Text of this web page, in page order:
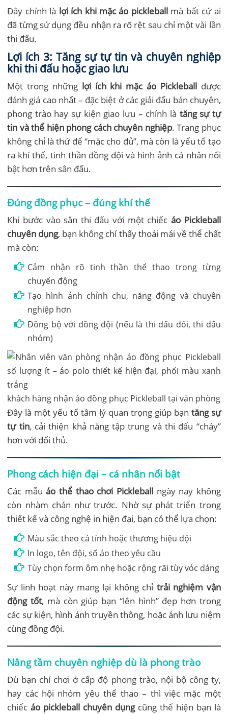
Đây chính là lợi ích khi mặc áo pickleballmà bất cứ ai
đã từng sử dụng đều nhận ra rõ rệt sau chỉ một vài lần
thi đấu.
Lợi ích 3: Tăng sự tự tin và chuyên nghiệp
khi thi đấu hoặc giao lưu
Một trong những lợi ích khi mặc áo Pickleballđược
đánh giá cao nhất – đặc biệt ở các giải đấu bán chuyên,
phong trào hay sự kiện giao lưu – chính là tăng sự tự
tin và thể hiện phong cách chuyên nghiệp. Trang phục
không chỉ là thứ để “mặc cho đủ”, mà còn là yếu tố tạo
ra khí thế, tinh thần đồng đội và hình ảnh cá nhân nổi
bật hơn trên sân đấu.
Đúng đồng phục – đúng khí thế
Khi bước vào sân thi đấu với một chiếcáo Pickleball
chuyên dụng, bạn không chỉ thấy thoải mái về thể chất
mà còn:
Cảm nhận rõ tinh thần thể thao trong từng
chuyển động
Tạo hình ảnh chỉnh chu, năng động và chuyên
nghiệp hơn
Đồng bộ với đồng đội (nếu là thi đấu đôi, thi đấu
nhóm)
khách hàng nhận áo đồng phục Pickleball tại văn phòng
Đây là một yếu tố tâm lý quan trọng giúp bạn tăng sự
tự tin, cải thiện khả năng tập trung và thi đấu “cháy”
hơn với đối thủ.
Phong cách hiện đại – cá nhân nổi bật
Các mẫuáo thể thao chơi Pickleballngày nay không
còn nhàm chán như trước. Nhờ sự phát triển trong
thiết kế và công nghệ in hiện đại, bạn có thể lựa chọn:
Màu sắc theo cá tính hoặc thương hiệu đội
In logo, tên đội, số áo theo yêu cầu
Tùy chọn form ôm nhẹ hoặc rộng rãi tùy vóc dáng
Sự linh hoạt này mang lại không chỉ trải nghiệm vận
động tốt, mà còn giúp bạn “lên hình” đẹp hơn trong
các sự kiện, hình ảnh truyền thông, hoặc ảnh lưu niệm
cùng đồng đội.
Nâng tầm chuyên nghiệp dù là phong trào
Dù bạn chỉ chơi ở cấp độ phong trào, nội bộ công ty,
hay các hội nhóm yêu thể thao – thì việc mặc một
chiếcáo pickleball chuyên dụngcũng thể hiện bạn là